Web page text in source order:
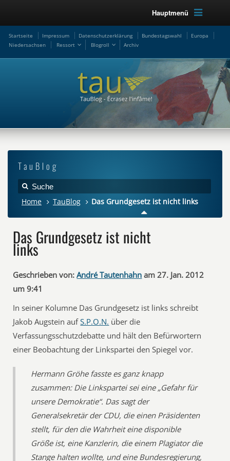
Hauptmenü
Startseite Impressum Datenschutzerklärung Bundestagswahl
Europa
Niedersachsen
Ressort Blogroll Archiv
TauBlog
Home TauBlog Das Grundgesetz ist nicht links
Das Grundgesetz ist nicht
links
Geschrieben von: André Tautenhahn am 27. Jan. 2012
um 9:41
In seiner Kolumne Das Grundgesetz ist links schreibt
Jakob Augstein aufS.P.O.N. über die
Verfassungsschutzdebatte und hält den Befürwortern
einer Beobachtung der Linkspartei den Spiegel vor.
Hermann Gröhe fasste es ganz knapp
zusammen: Die Linkspartei sei eine „Gefahr für
unsere Demokratie“. Das sagt der
Generalsekretär der CDU, die einen Präsidenten
stellt, für den die Wahrheit eine disponible
Größe ist, eine Kanzlerin, die einem Plagiator die
Stange halten wollte, und eine Bundesregierung,